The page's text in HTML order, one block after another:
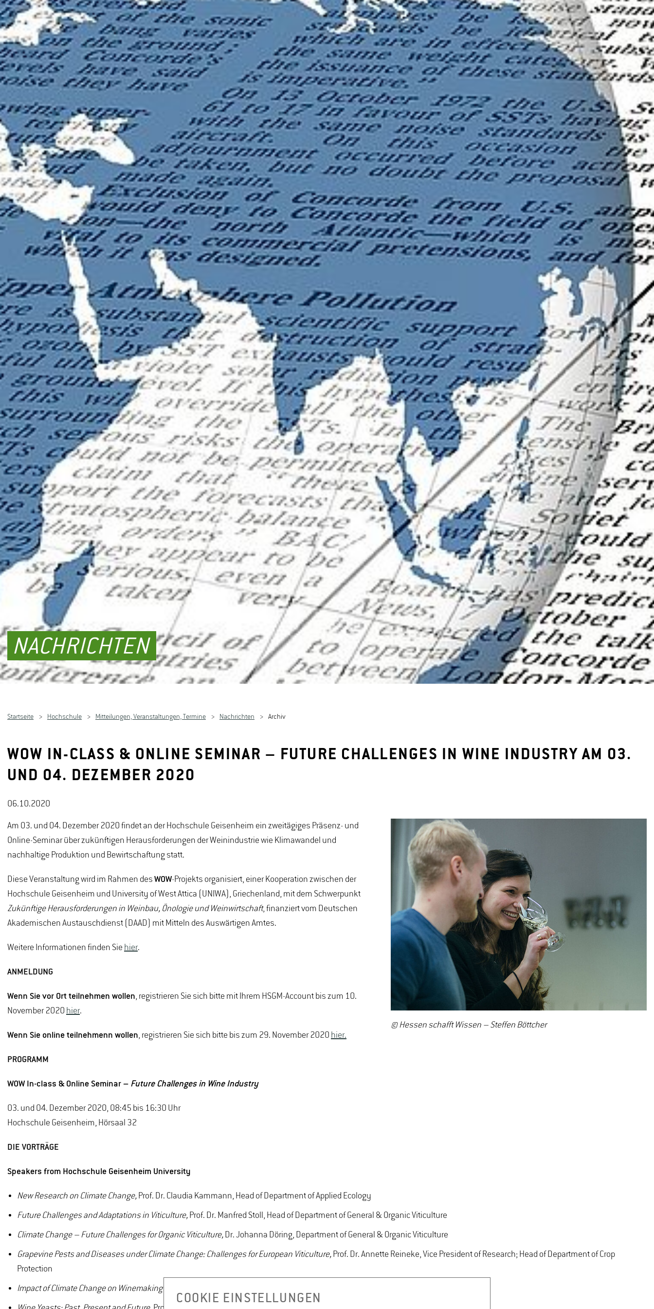
NACHRICHTEN
Startseite Hochschule Mitteilungen, Veranstaltungen, Termine Nachrichten Archiv
WOW IN-CLASS & ONLINE SEMINAR – FUTURE CHALLENGES IN WINE INDUSTRY AM 03.
UND 04. DEZEMBER 2020
06.10.2020
© Hessen schafft Wissen – Steffen Böttcher
Am 03. und 04. Dezember 2020 findet an der Hochschule Geisenheim ein zweitägiges Präsenz- und
Online-Seminar über zukünftigen Herausforderungen der Weinindustrie wie Klimawandel und
nachhaltige Produktion und Bewirtschaftung statt.
Diese Veranstaltung wird im Rahmen des WOW-Projekts organisiert, einer Kooperation zwischen der
Hochschule Geisenheim und University of West Attica (UNIWA), Griechenland, mit dem Schwerpunkt
Zukünftige Herausforderungen in Weinbau, Önologie und Weinwirtschaft, finanziert vom Deutschen
Akademischen Austauschdienst (DAAD) mit Mitteln des Auswärtigen Amtes.
Weitere Informationen finden Sie hier.
ANMELDUNG
Wenn Sie vor Ort teilnehmen wollen, registrieren Sie sich bitte mit Ihrem HSGM-Account bis zum 10.
November 2020 hier.
Wenn Sie online teilnehmenn wollen, registrieren Sie sich bitte bis zum 29. November 2020 hier.
PROGRAMM
WOW In-class & Online Seminar – Future Challenges in Wine Industry
03. und 04. Dezember 2020, 08:45 bis 16:30 Uhr
Hochschule Geisenheim, Hörsaal 32
DIE VORTRÄGE
Speakers from Hochschule Geisenheim University
New Research on Climate Change, Prof. Dr. Claudia Kammann, Head of Department of Applied Ecology
Future Challenges and Adaptations in Viticulture, Prof. Dr. Manfred Stoll, Head of Department of General & Organic Viticulture
Climate Change – Future Challenges for Organic Viticulture, Dr. Johanna Döring, Department of General & Organic Viticulture
Grapevine Pests and Diseases under Climate Change: Challenges for European Viticulture, Prof. Dr. Annette Reineke, Vice President of Research; Head of Department of Crop
Protection
Impact of Climate Change on Winemaking Practices,
COOKIE EINSTELLUNGEN